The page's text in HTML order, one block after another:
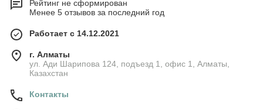
Наши клиенты высоко оценивают надежность и простоту
Посетите нашу страницу с отзывами по ссылке
deltacomputers.kz/testimonials
отзывов от наших довольных клиентов.
🏆 Почему выбирают нас: Качество и
надежность 🏆
Рейтинг не сформирован
Менее 5 отзывов за последний год
Работает с 14.12.2021
г. Алматы
ул. Ади Шарипова 124, подъезд 1, офис 1, Алматы,
Казахстан
Контакты